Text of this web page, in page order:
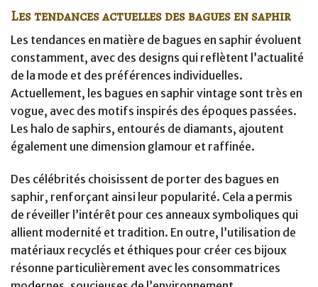
Les tendances actuelles des bagues en saphir
Les tendances en matière de bagues en saphir évoluent
constamment, avec des designs qui reflètent l’actualité
de la mode et des préférences individuelles.
Actuellement, les bagues en saphir vintage sont très en
vogue, avec des motifs inspirés des époques passées.
Les halo de saphirs, entourés de diamants, ajoutent
également une dimension glamour et raffinée.
Des célébrités choisissent de porter des bagues en
saphir, renforçant ainsi leur popularité. Cela a permis
de réveiller l’intérêt pour ces anneaux symboliques qui
allient modernité et tradition. En outre, l’utilisation de
matériaux recyclés et éthiques pour créer ces bijoux
résonne particulièrement avec les consommatrices